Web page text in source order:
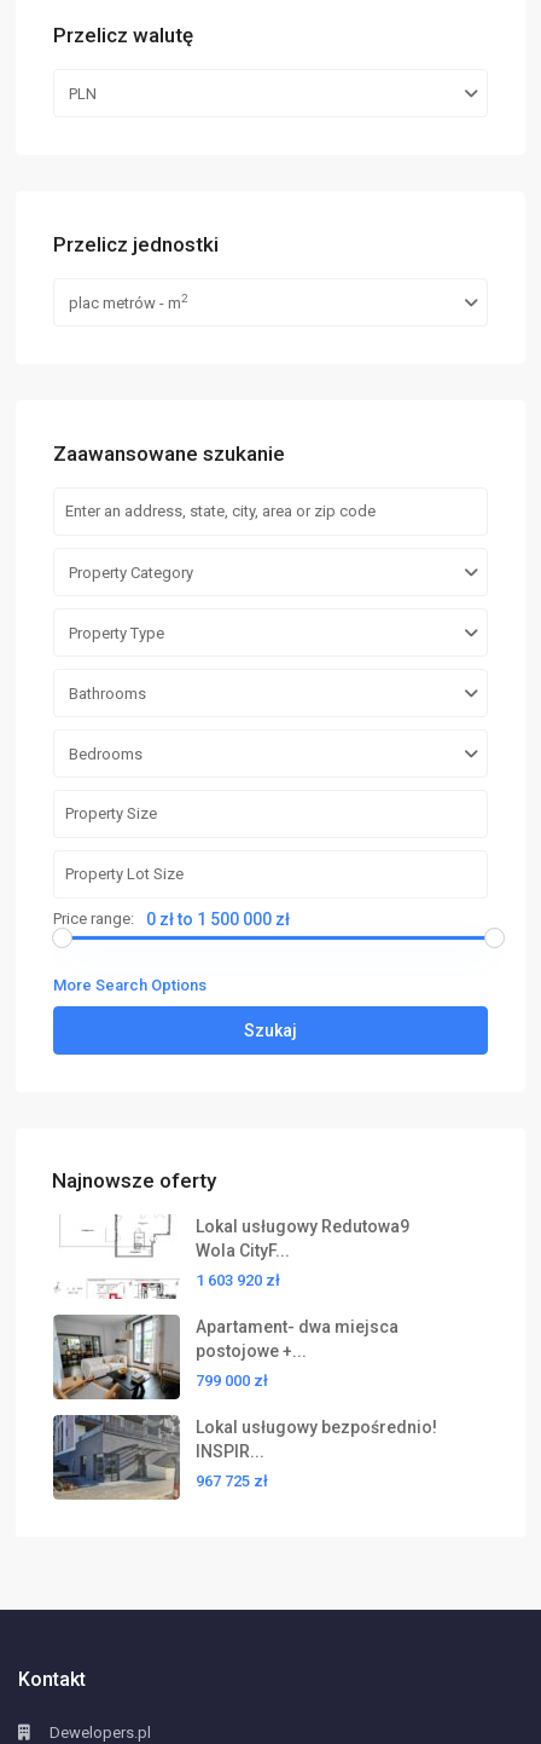
Przelicz walutę
PLN
Przelicz jednostki
plac metrów - m2
Zaawansowane szukanie
Property Category
Property Type
Bathrooms
Bedrooms
Price range: 0 zł to 1 500 000 zł
More Search Options
Szukaj
Najnowsze oferty
Lokal usługowy Redutowa9
Wola CityF...
1 603 920 zł
Apartament- dwa miejsca
postojowe +...
799 000 zł
Lokal usługowy bezpośrednio!
INSPIR...
967 725 zł
Kontakt
Dewelopers.pl